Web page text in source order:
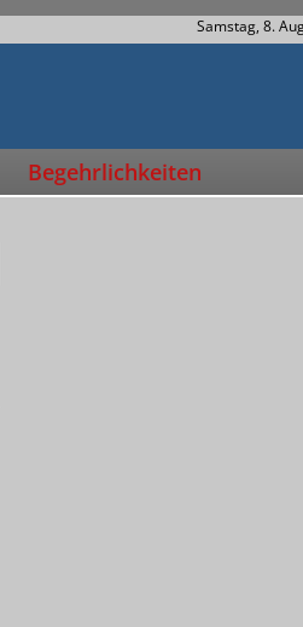
Samstag, 8.
Begehrlichkeiten